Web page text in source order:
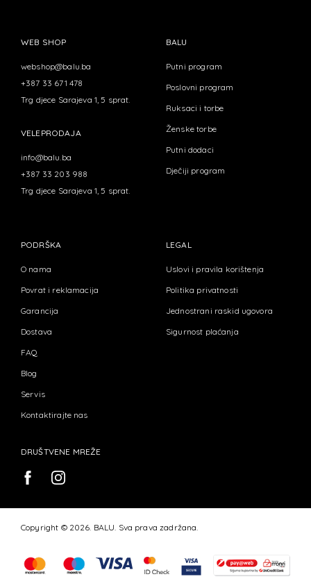
WEB SHOP
webshop@balu.ba
+387 33 671 478
Trg djece Sarajeva 1, 5 sprat.
VELEPRODAJA
info@balu.ba
+387 33 203 988
Trg djece Sarajeva 1, 5 sprat.
BALU
Putni program
Poslovni program
Ruksaci i torbe
Ženske torbe
Putni dodaci
Dječiji program
PODRŠKA
O nama
Povrat i reklamacija
Garancija
Dostava
FAQ
Blog
Servis
Kontaktirajte nas
LEGAL
Uslovi i pravila korištenja
Politika privatnosti
Jednostrani raskid ugovora
Sigurnost plaćanja
DRUŠTVENE MREŽE
Copyright © 2026. BALU. Sva prava zadržana.